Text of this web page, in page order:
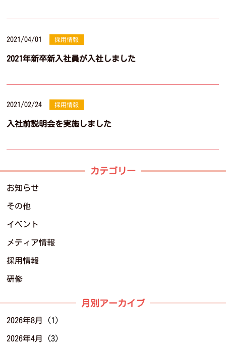
2021/04/01 採用情報
2021年新卒新入社員が入社しました
2021/02/24 採用情報
入社前説明会を実施しました
カテゴリー
お知らせ
その他
イベント
メディア情報
採用情報
研修
月別アーカイブ
2026年8月 (1)
2026年4月 (3)